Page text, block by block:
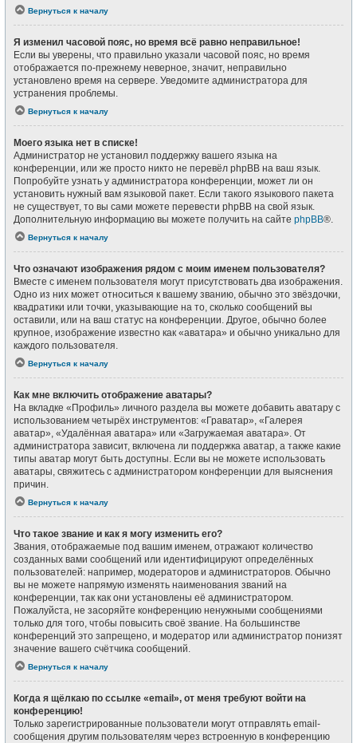
Вернуться к началу
Я изменил часовой пояс, но время всё равно неправильное!
Если вы уверены, что правильно указали часовой пояс, но время
отображается по-прежнему неверное, значит, неправильно
установлено время на сервере. Уведомите администратора для
устранения проблемы.
Вернуться к началу
Моего языка нет в списке!
Администратор не установил поддержку вашего языка на
конференции, или же просто никто не перевёл phpBB на ваш язык.
Попробуйте узнать у администратора конференции, может ли он
установить нужный вам языковой пакет. Если такого языкового пакета
не существует, то вы сами можете перевести phpBB на свой язык.
Дополнительную информацию вы можете получить на сайте phpBB®.
Вернуться к началу
Что означают изображения рядом с моим именем пользователя?
Вместе с именем пользователя могут присутствовать два изображения.
Одно из них может относиться к вашему званию, обычно это звёздочки,
квадратики или точки, указывающие на то, сколько сообщений вы
оставили, или на ваш статус на конференции. Другое, обычно более
крупное, изображение известно как «аватара» и обычно уникально для
каждого пользователя.
Вернуться к началу
Как мне включить отображение аватары?
На вкладке «Профиль» личного раздела вы можете добавить аватару с
использованием четырёх инструментов: «Граватар», «Галерея
аватар», «Удалённая аватара» или «Загружаемая аватара». От
администратора зависит, включена ли поддержка аватар, а также какие
типы аватар могут быть доступны. Если вы не можете использовать
аватары, свяжитесь с администратором конференции для выяснения
причин.
Вернуться к началу
Что такое звание и как я могу изменить его?
Звания, отображаемые под вашим именем, отражают количество
созданных вами сообщений или идентифицируют определённых
пользователей: например, модераторов и администраторов. Обычно
вы не можете напрямую изменять наименования званий на
конференции, так как они установлены её администратором.
Пожалуйста, не засоряйте конференцию ненужными сообщениями
только для того, чтобы повысить своё звание. На большинстве
конференций это запрещено, и модератор или администратор понизят
значение вашего счётчика сообщений.
Вернуться к началу
Когда я щёлкаю по ссылке «email», от меня требуют войти на
конференцию!
Только зарегистрированные пользователи могут отправлять email-
сообщения другим пользователям через встроенную в конференцию